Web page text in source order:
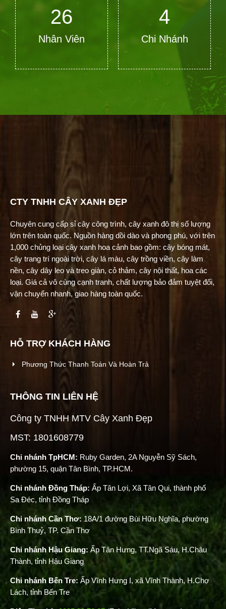
28
Nhân Viên
4
Chi Nhánh
CTY TNHH CÂY XANH ĐẸP
Chuyên cung cấp sỉ cây công trình, cây xanh đô thị số lượng
lớn trên toàn quốc. Nguồn hàng dồi dào và phong phú, với trên
1,000 chủng loại cây xanh hoa cảnh bao gồm: cây bóng mát,
cây trang trí ngoài trời, cây lá màu, cây trồng viền, cây làm
nền, cây dây leo và treo giàn, cỏ thảm, cây nội thất, hoa các
loại. Giá cả vô cùng cạnh tranh, chất lượng bảo đảm tuyệt đối,
vận chuyển nhanh, giao hàng toàn quốc.
HỖ TRỢ KHÁCH HÀNG
Phương Thức Thanh Toán Và Hoàn Trả
THÔNG TIN LIÊN HỆ
Công ty TNHH MTV Cây Xanh Đẹp
MST: 1801608779
Chi nhánh TpHCM: Ruby Garden, 2A Nguyễn Sỹ Sách,
phường 15, quận Tân Bình, TP.HCM.
Chi nhánh Đồng Tháp: Ấp Tân Lợi, Xã Tân Qui, thành phố
Sa Đéc, tỉnh Đồng Tháp
Chi nhánh Cần Thơ: 18A/1 đường Bùi Hữu Nghĩa, phường
Bình Thuỷ, TP. Cần Thơ
Chi nhánh Hậu Giang: Ấp Tân Hưng, TT.Ngã Sáu, H.Châu
Thành, tỉnh Hậu Giang
Chi nhánh Bến Tre: Ấp Vĩnh Hưng I, xã Vĩnh Thành, H.Chợ
Lách, tỉnh Bến Tre